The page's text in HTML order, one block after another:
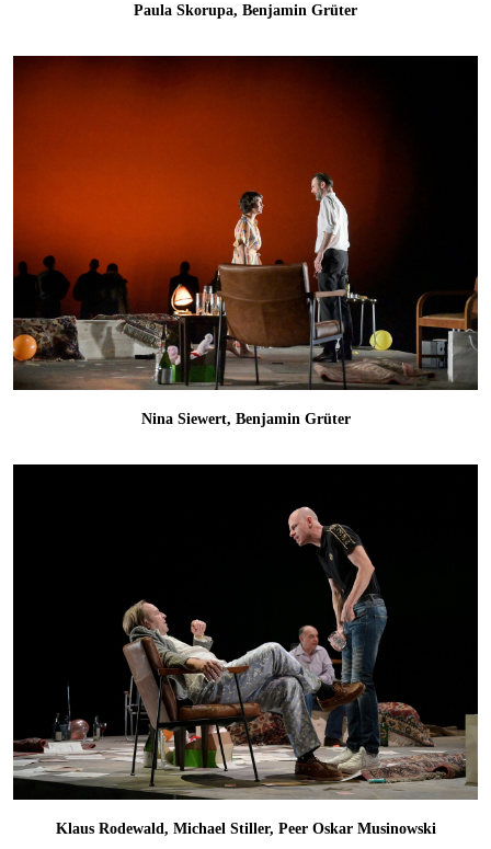
Paula Skorupa, Benjamin Grüter
Nina Siewert, Benjamin Grüter
Klaus Rodewald, Michael Stiller, Peer Oskar Musinowski